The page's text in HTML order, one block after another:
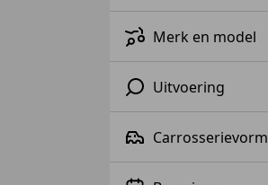
Merk en model
Uitvoering
Carrosserievorm